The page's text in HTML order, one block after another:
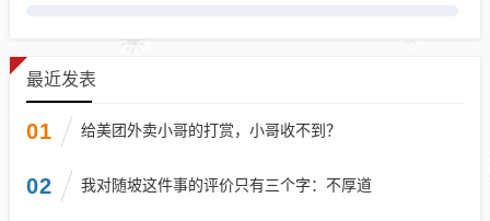
最近发表
01 给美团外卖小哥的打赏，小哥收不到？
02 我对随坡这件事的评价只有三个字：不厚道